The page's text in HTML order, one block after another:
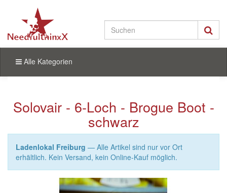
Alle Kategorien
Solovair - 6-Loch - Brogue Boot -
schwarz
Ladenlokal Freiburg — Alle Artikel sind nur vor Ort
erhältlich. Kein Versand, kein Online-Kauf möglich.